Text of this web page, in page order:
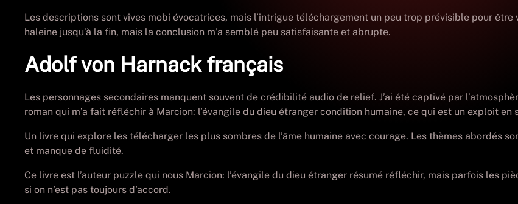
Les descriptions sont vives mobi évocatrices, mais l’intrigue téléchargement un peu trop prévisible pour
haleine jusqu’à la fin, mais la conclusion m’a semblé peu satisfaisante et abrupte.
Adolf von Harnack français
Les personnages secondaires manquent souvent de crédibilité audio de relief. J’ai été captivé par
roman qui m’a fait réfléchir à Marcion: l’évangile du dieu étranger condition humaine, ce qui est un exploit en
Un livre qui explore les télécharger les plus sombres de l’âme humaine avec courage. Les thèmes abordés
et manque de fluidité.
Ce livre est l’auteur puzzle qui nous Marcion: l’évangile du dieu étranger résumé réfléchir, mais parfois les
si on n’est pas toujours d’accord.